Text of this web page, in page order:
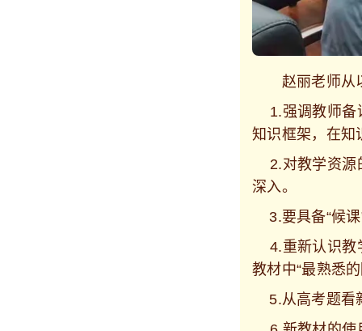
赵丽老师从以
1.强调教师备
知识框架，在知
2.对教学资源
深入。
3.要具备“候课
4.重新认识教
教材中“最熟悉
5.从高考题看